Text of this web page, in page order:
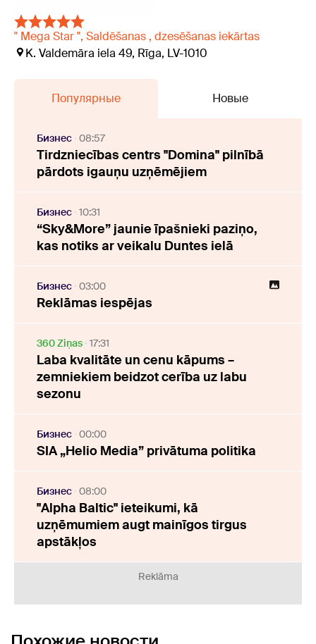
" Mega Star ", Saldēšanas , dzesēšanas iekārtas
K. Valdemāra iela 49, Rīga, LV-1010
Популярные Новые
Бизнес 08:57
Tirdzniecības centrs "Domina" pilnībā
pārdots igauņu uzņēmējiem
Бизнес 10:31
“Sky&More” jaunie īpašnieki paziņo,
kas notiks ar veikalu Duntes ielā
Бизнес 03:00
Reklāmas iespējas
360 Ziņas 17:31
Laba kvalitāte un cenu kāpums –
zemniekiem beidzot cerība uz labu
sezonu
Бизнес 00:00
SIA „Helio Media” privātuma politika
Бизнес 08:00
"Alpha Baltic" ieteikumi, kā
uzņēmumiem augt mainīgos tirgus
apstākļos
Reklāma